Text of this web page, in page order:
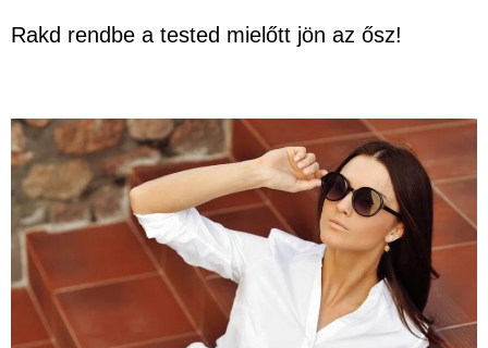
Rakd rendbe a tested mielőtt jön az ősz!